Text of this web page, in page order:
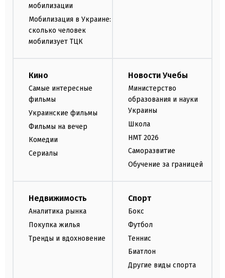
мобилизации
Мобилизация в Украине:
сколько человек
мобилизует ТЦК
Кино
Самые интересные
фильмы
Украинские фильмы
Фильмы на вечер
Комедии
Сериалы
Новости Учебы
Министерство
образования и науки
Украины
Школа
НМТ 2026
Саморазвитие
Обучение за границей
Недвижимость
Аналитика рынка
Покупка жилья
Тренды и вдохновение
Спорт
Бокс
Футбол
Теннис
Биатлон
Другие виды спорта